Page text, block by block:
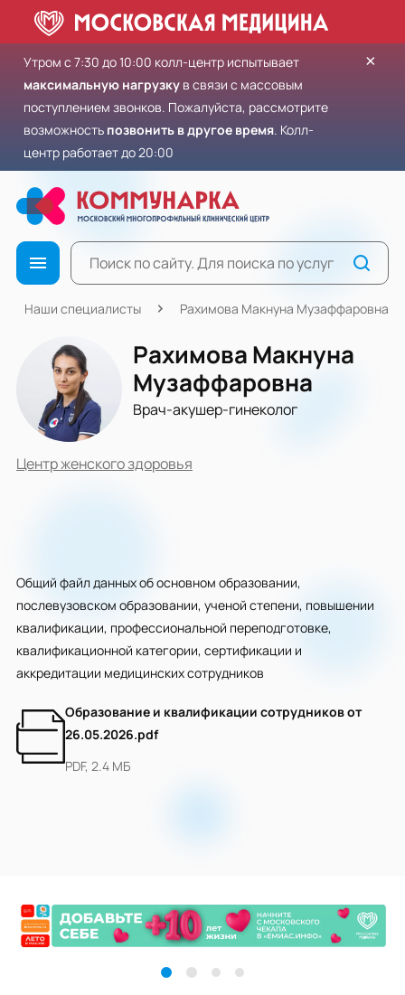
Утром с 7:30 до 10:00 колл-центр испытывает
максимальную нагрузку в связи с массовым
поступлением звонков. Пожалуйста, рассмотрите
возможность позвонить в другое время. Колл-
центр работает до 20:00
×
Наши специалисты Рахимова Макнуна Музаффаровна
Рахимова Макнуна
Музаффаровна
Врач-акушер-гинеколог
Центр женского здоровья
Общий файл данных об основном образовании,
послевузовском образовании, ученой степени, повышении
квалификации, профессиональной переподготовке,
квалификационной категории, сертификации и
аккредитации медицинских сотрудников
Образование и квалификации сотрудников от
26.05.2026.pdf
PDF, 2.4 МБ